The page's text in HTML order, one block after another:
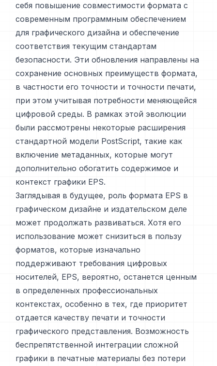
себя повышение совместимости формата с
современным программным обеспечением
для графического дизайна и обеспечение
соответствия текущим стандартам
безопасности. Эти обновления направлены на
сохранение основных преимуществ формата,
в частности его точности и точности печати,
при этом учитывая потребности меняющейся
цифровой среды. В рамках этой эволюции
были рассмотрены некоторые расширения
стандартной модели PostScript, такие как
включение метаданных, которые могут
дополнительно обогатить содержимое и
контекст графики EPS.
Заглядывая в будущее, роль формата EPS в
графическом дизайне и издательском деле
может продолжать развиваться. Хотя его
использование может снизиться в пользу
форматов, которые изначально
поддерживают требования цифровых
носителей, EPS, вероятно, останется ценным
в определенных профессиональных
контекстах, особенно в тех, где приоритет
отдается качеству печати и точности
графического представления. Возможность
беспрепятственной интеграции сложной
графики в печатные материалы без потери